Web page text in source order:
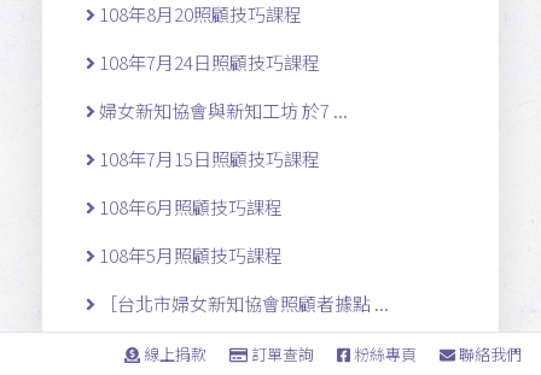
108年8月20照顧技巧課程
108年7月24日照顧技巧課程
婦女新知協會與新知工坊 於7 ...
108年7月15日照顧技巧課程
108年6月照顧技巧課程
108年5月照顧技巧課程
［台北市婦女新知協會照顧者據點 ...
［台北市婦女新知協會照顧者據點 ...
線上捐款 訂單查詢 粉絲專頁 聯絡我們